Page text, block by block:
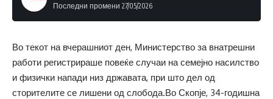
Последни промени 27/05/2026
Во текот на вчерашниот ден, Министерство за внатрешни
работи регистрираше повеќе случаи на семејно насилство
и физички напади низ државата, при што дел од
сторителите се лишени од слобода.Во Скопје, 34-годишна